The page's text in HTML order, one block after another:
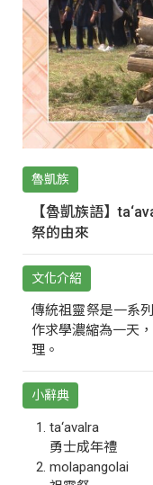
魯凱族
【魯凱族語】
祭的由來
文化介紹
傳統祖靈祭是一系
作求學濃縮為一天
理。
小辭典
ta‘avalra
勇士成年禮
molapangolai